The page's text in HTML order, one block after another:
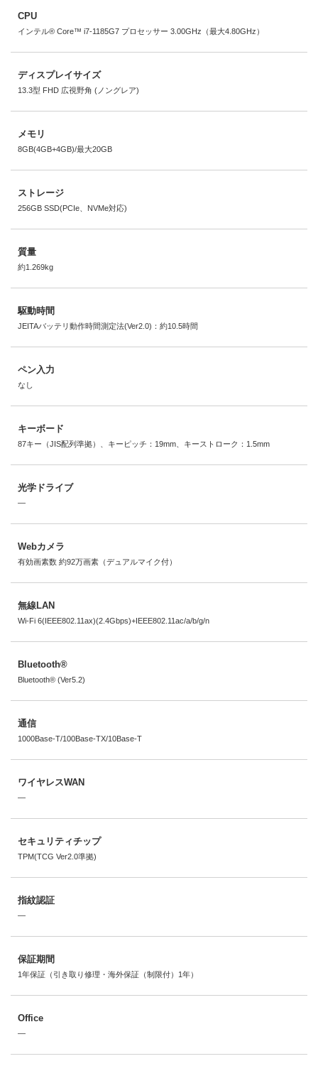
CPU
インテル® Core™ i7-1185G7 プロセッサー 3.00GHz（最大4.80GHz）
ディスプレイサイズ
13.3型 FHD 広視野角 (ノングレア)
メモリ
8GB(4GB+4GB)/最大20GB
ストレージ
256GB SSD(PCIe、NVMe対応)
質量
約1.269kg
駆動時間
JEITAバッテリ動作時間測定法(Ver2.0)：約10.5時間
ペン入力
なし
キーボード
87キー（JIS配列準拠）、キーピッチ：19mm、キーストローク：1.5mm
光学ドライブ
―
Webカメラ
有効画素数 約92万画素（デュアルマイク付）
無線LAN
Wi-Fi 6(IEEE802.11ax)(2.4Gbps)+IEEE802.11ac/a/b/g/n
Bluetooth®
Bluetooth® (Ver5.2)
通信
1000Base-T/100Base-TX/10Base-T
ワイヤレスWAN
―
セキュリティチップ
TPM(TCG Ver2.0準拠)
指紋認証
―
保証期間
1年保証（引き取り修理・海外保証（制限付）1年）
Office
―